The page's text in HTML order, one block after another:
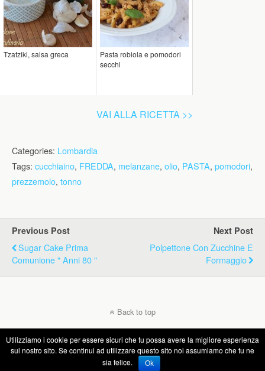
Tzatziki, salsa greca
Pasta robiola e pomodori
secchi
VAI ALLA RICETTA >>
Categories: Lombardia
Tags: cucchiaino, FREDDA, melanzane, olio, PASTA, pomodori,
prezzemolo, tonno
Previous Post
Sugar Cake Prima
Comunione " Anni 80 "
Next Post
Polpettone Con Zucchine E
Formaggio
Back to top
Mobile Desktop
Utilizziamo i cookie per essere sicuri che tu possa avere la migliore esperienza
sul nostro sito. Se continui ad utilizzare questo sito noi assumiamo che tu ne
sia felice.
Ok